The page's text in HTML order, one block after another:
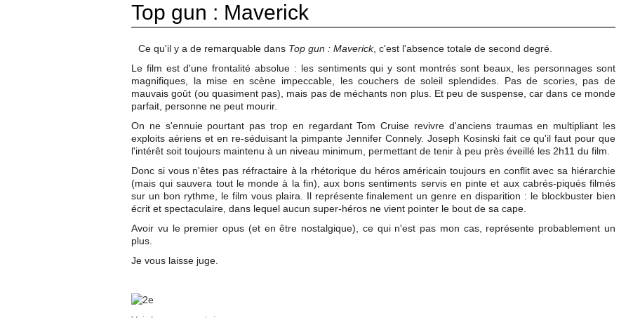
Top gun : Maverick
Ce qu'il y a de remarquable dans Top gun : Maverick, c'est l'absence totale de second degré.
Le film est d'une frontalité absolue : les sentiments qui y sont montrés sont beaux, les personnages sont
magnifiques, la mise en scène impeccable, les couchers de soleil splendides. Pas de scories, pas de
mauvais goût (ou quasiment pas), mais pas de méchants non plus. Et peu de suspense, car dans ce monde
parfait, personne ne peut mourir.
On ne s'ennuie pourtant pas trop en regardant Tom Cruise revivre d'anciens traumas en multipliant les
exploits aériens et en re-séduisant la pimpante Jennifer Connely. Joseph Kosinski fait ce qu'il faut pour que
l'intérêt soit toujours maintenu à un niveau minimum, permettant de tenir à peu près éveillé les 2h11 du film.
Donc si vous n'êtes pas réfractaire à la rhétorique du héros américain toujours en conflit avec sa hiérarchie
(mais qui sauvera tout le monde à la fin), aux bons sentiments servis en pinte et aux cabrés-piqués filmés
sur un bon rythme, le film vous plaira. Il représente finalement un genre en disparition : le blockbuster bien
écrit et spectaculaire, dans lequel aucun super-héros ne vient pointer le bout de sa cape.
Avoir vu le premier opus (et en être nostalgique), ce qui n'est pas mon cas, représente probablement un
plus.
Je vous laisse juge.